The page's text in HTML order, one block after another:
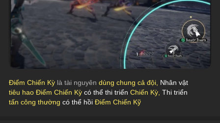
Điểm Chiến Kỳ là tài nguyên dùng chung cả đội, Nhân vật
tiêu hao Điểm Chiến Kỳ có thể thi triển Chiến Kỳ, Thi triển
tấn công thường có thể hồi Điểm Chiến Kỹ